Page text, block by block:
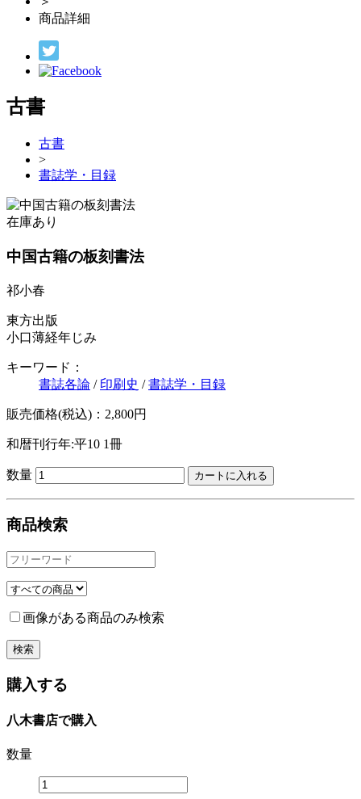
商品詳細
古書
古書
>
書誌学・目録
在庫あり
中国古籍の板刻書法
祁小春
東方出版
小口薄経年じみ
キーワード：
書誌各論 / 印刷史 /書誌学・目録
販売価格(税込)：2,800円
和暦刊行年:平10 1冊
数量
商品検索
画像がある商品のみ検索
購入する
八木書店で購入
数量